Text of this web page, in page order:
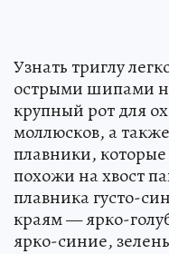
Узнать триглу
острыми шипами
крупный рот для
моллюсков, а
плавники,
похожи на хвост
плавника густо-
краям — ярко-
ярко-синие,